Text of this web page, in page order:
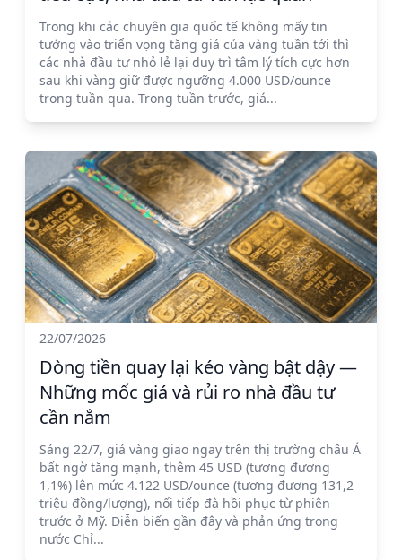
Trong khi các chuyên gia quốc tế không mấy tin
tưởng vào triển vọng tăng giá của vàng tuần tới thì
các nhà đầu tư nhỏ lẻ lại duy trì tâm lý tích cực hơn
sau khi vàng giữ được ngưỡng 4.000 USD/ounce
trong tuần qua. Trong tuần trước, giá...
22/07/2026
Dòng tiền quay lại kéo vàng bật dậy —
Những mốc giá và rủi ro nhà đầu tư
cần nắm
Sáng 22/7, giá vàng giao ngay trên thị trường châu Á
bất ngờ tăng mạnh, thêm 45 USD (tương đương
1,1%) lên mức 4.122 USD/ounce (tương đương 131,2
triệu đồng/lượng), nối tiếp đà hồi phục từ phiên
trước ở Mỹ. Diễn biến gần đây và phản ứng trong
nước Chỉ...